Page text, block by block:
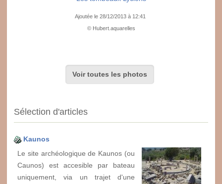
Ajoutée le 28/12/2013 à 12:41
© Hubert.aquarelles
Voir toutes les photos
Sélection d'articles
Kaunos
Le site archéologique de Kaunos (ou
Caunos) est accesible par bateau
uniquement, via un trajet d'une